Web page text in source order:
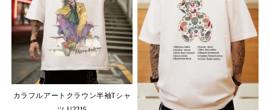
カラフルアートクラウン半袖Tシャ